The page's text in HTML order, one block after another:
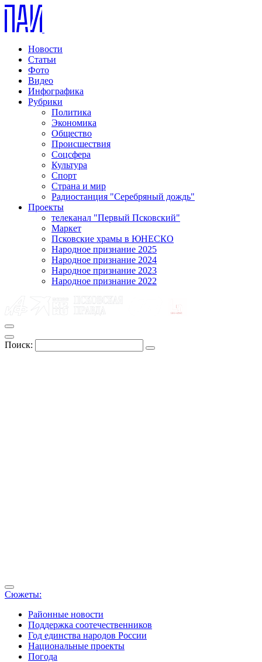
Новости
Статьи
Фото
Видео
Инфографика
Рубрики
Политика
Экономика
Общество
Происшествия
Соцсфера
Культура
Спорт
Страна и мир
Радиостанция "Серебряный дождь"
Проекты
телеканал "Первый Псковский"
Маркет
Псковские храмы в ЮНЕСКО
Народное признание 2025
Народное признание 2024
Народное признание 2023
Народное признание 2022
Поиск:
Сюжеты:
Районные новости
Поддержка соотечественников
Год единства народов России
Национальные проекты
Погода